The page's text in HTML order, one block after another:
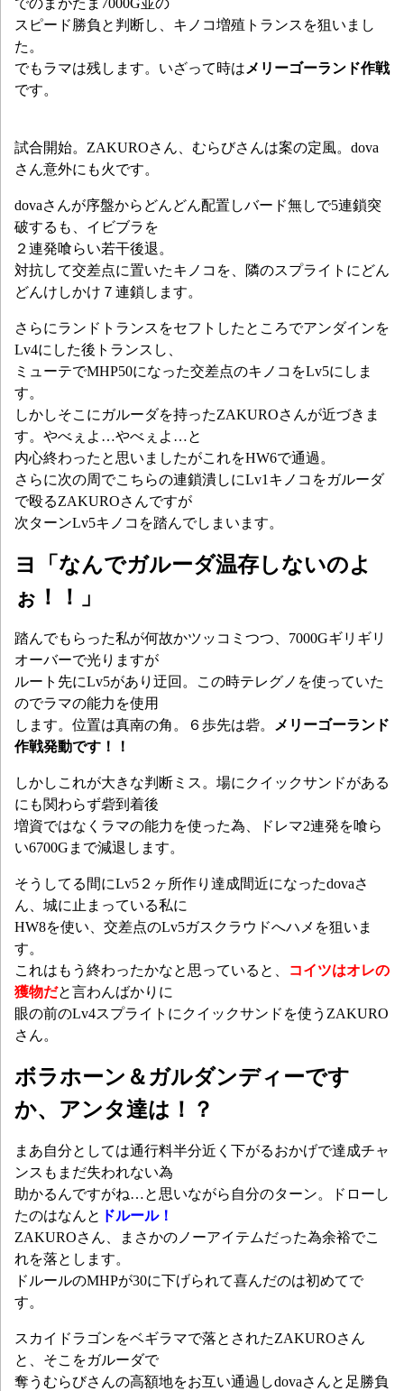
でのまがたま7000G並の
スピード勝負と判断し、キノコ増殖トランスを狙いまし
た。
でもラマは残します。いざって時は メリーゴーランド作戦
です。
試合開始。ZAKUROさん、むらびさんは案の定風。dova
さん意外にも火です。
dovaさんが序盤からどんどん配置しバード無しで5連鎖突
破するも、イビブラを
２連発喰らい若干後退。
対抗して交差点に置いたキノコを、隣のスプライトにどん
どんけしかけ７連鎖します。
さらにランドトランスをセフトしたところでアンダインを
Lv4にした後トランスし、
ミューテでMHP50になった交差点のキノコをLv5にしま
す。
しかしそこにガルーダを持ったZAKUROさんが近づきま
す。やべぇよ…やべぇよ…と
内心終わったと思いましたがこれをHW6で通過。
さらに次の周でこちらの連鎖潰しにLv1キノコをガルーダ
で殴るZAKUROさんですが
次ターンLv5キノコを踏んでしまいます。
ヨ「なんでガルーダ温存しないのよ
ぉ！！」
踏んでもらった私が何故かツッコミつつ、7000Gギリギリ
オーバーで光りますが
ルート先にLv5があり迂回。この時テレグノを使っていた
のでラマの能力を使用
します。位置は真南の角。６歩先は砦。
メリーゴーランド
作戦発動です！！
しかしこれが大きな判断ミス。場にクイックサンドがある
にも関わらず砦到着後
増資ではなくラマの能力を使った為、ドレマ2連発を喰ら
い6700Gまで減退します。
そうしてる間にLv5２ヶ所作り達成間近になったdovaさ
ん、城に止まっている私に
HW8を使い、交差点のLv5ガスクラウドへハメを狙いま
す。
これはもう終わったかなと思っていると、
コイツはオレの
獲物だと言わんばかりに
眼の前のLv4スプライトにクイックサンドを使うZAKURO
さん。
ボラホーン＆ガルダンディーです
か、アンタ達は！？
まあ自分としては通行料半分近く下がるおかげで達成チャ
ンスもまだ失われない為
助かるんですがね…と思いながら自分のターン。ドローし
たのはなんと ドルール！
ZAKUROさん、まさかのノーアイテムだった為余裕でこ
れを落とします。
ドルールのMHPが30に下げられて喜んだのは初めてで
す。
スカイドラゴンをベギラマで落とされたZAKUROさん
と、そこをガルーダで
奪うむらびさんの高額地をお互い通過しdovaさんと足勝負